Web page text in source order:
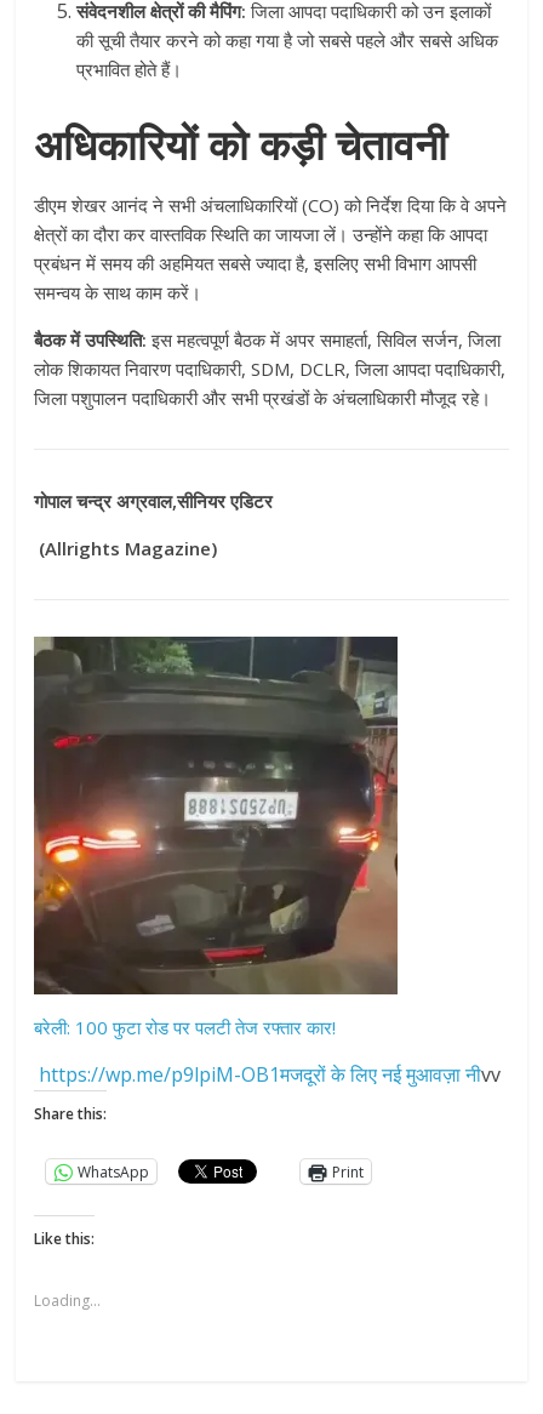
संवेदनशील क्षेत्रों की मैपिंग: जिला आपदा पदाधिकारी को उन इलाकों
की सूची तैयार करने को कहा गया है जो सबसे पहले और सबसे अधिक
प्रभावित होते हैं।
अधिकारियों को कड़ी चेतावनी
डीएम शेखर आनंद ने सभी अंचलाधिकारियों (CO) को निर्देश दिया कि वे अपने
क्षेत्रों का दौरा कर वास्तविक स्थिति का जायजा लें। उन्होंने कहा कि आपदा
प्रबंधन में समय की अहमियत सबसे ज्यादा है, इसलिए सभी विभाग आपसी
समन्वय के साथ काम करें।
बैठक में उपस्थिति: इस महत्वपूर्ण बैठक में अपर समाहर्ता, सिविल सर्जन, जिला
लोक शिकायत निवारण पदाधिकारी, SDM, DCLR, जिला आपदा पदाधिकारी,
जिला पशुपालन पदाधिकारी और सभी प्रखंडों के अंचलाधिकारी मौजूद रहे।
गोपाल चन्द्र अग्रवाल,सीनियर एडिटर
(Allrights Magazine)
बरेली: 100 फुटा रोड पर पलटी तेज रफ्तार कार!
https://wp.me/p9lpiM-OB1मजदूरों के लिए नई मुआवज़ा नीvv
Share this:
WhatsApp Print
Like this:
Loading...